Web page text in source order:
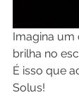
Imagina um
brilha no
É isso que
Solus!